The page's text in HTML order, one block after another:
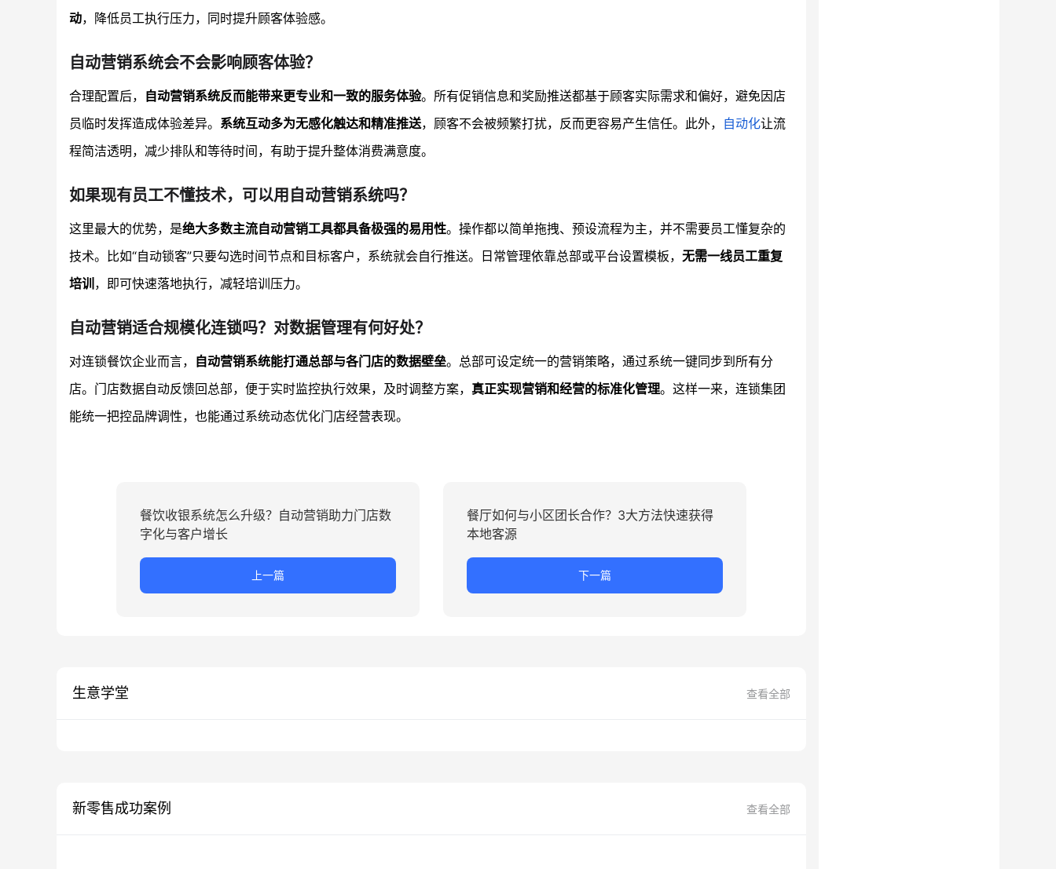
动，降低员工执行压力，同时提升顾客体验感。
自动营销系统会不会影响顾客体验？
合理配置后， 自动营销系统反而能带来更专业和一致的服务体验。所有促销信息和奖励推送都基于顾客实际需求和偏好，避免因店
员临时发挥造成体验差异。 系统互动多为无感化触达和精准推送，顾客不会被频繁打扰，反而更容易产生信任。此外， 自动化让流
程简洁透明，减少排队和等待时间，有助于提升整体消费满意度。
如果现有员工不懂技术，可以用自动营销系统吗？
这里最大的优势，是绝大多数主流自动营销工具都具备极强的易用性。操作都以简单拖拽、预设流程为主，并不需要员工懂复杂的
技术。比如“自动锁客”只要勾选时间节点和目标客户，系统就会自行推送。日常管理依靠总部或平台设置模板， 无需一线员工重复
培训 ，即可快速落地执行，减轻培训压力。
自动营销适合规模化连锁吗？对数据管理有何好处？
对连锁餐饮企业而言， 自动营销系统能打通总部与各门店的数据壁垒。总部可设定统一的营销策略，通过系统一键同步到所有分
店。门店数据自动反馈回总部，便于实时监控执行效果，及时调整方案， 真正实现营销和经营的标准化管理。这样一来，连锁集团
能统一把控品牌调性，也能通过系统动态优化门店经营表现。
餐饮收银系统怎么升级？自动营销助力门店数
字化与客户增长
上一篇
餐厅如何与小区团长合作？3大方法快速获得
本地客源
下一篇
生意学堂 查看全部
新零售成功案例 查看全部